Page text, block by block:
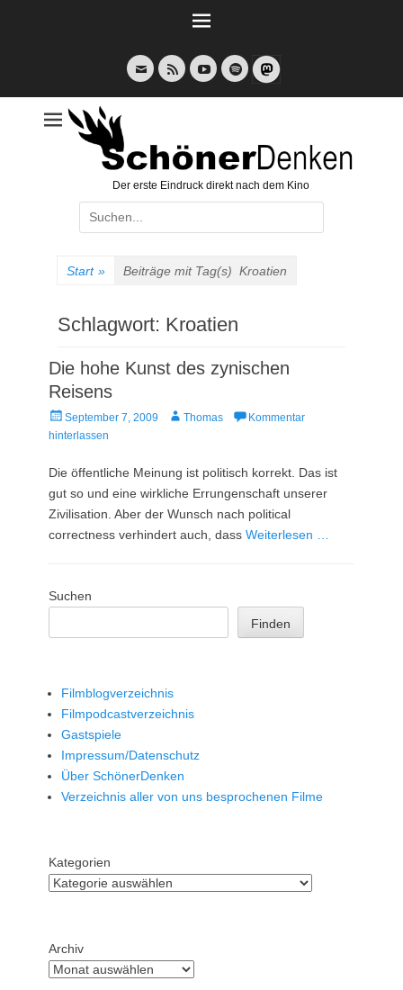
E-
Mail
Feed YouTubeSpotify
Der erste Eindruck direkt nach dem Kino
Suche
nach:
Start » Beiträge mit Tag(s) Kroatien
Schlagwort: Kroatien
Die hohe Kunst des zynischen
Reisens
Veröffentlicht
am
September 7, 2009 AutorThomas
Kommentar
hinterlassen
Die öffentliche Meinung ist politisch korrekt. Das ist
gut so und eine wirkliche Errungenschaft unserer
Zivilisation. Aber der Wunsch nach political
correctness verhindert auch, dass Weiterlesen …
Suchen
Finden
Filmblogverzeichnis
Filmpodcastverzeichnis
Gastspiele
Impressum/Datenschutz
Über SchönerDenken
Verzeichnis aller von uns besprochenen Filme
Kategorien
Archiv